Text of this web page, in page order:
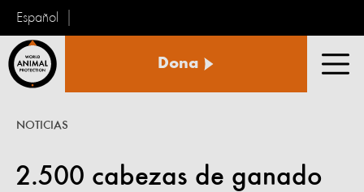
Español
Animal
Dona
2.500 cabezas de ganado
NOTICIAS